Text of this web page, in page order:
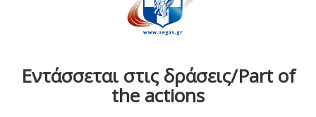
Εντάσσεται στις δράσεις/Part of
the actions